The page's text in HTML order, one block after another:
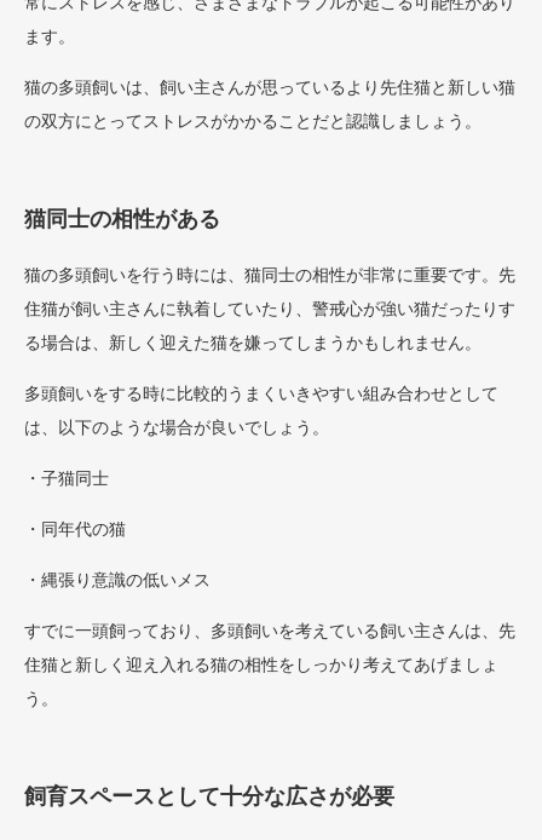
ます。
猫の多頭飼いは、飼い主さんが思っているより先住猫と新しい猫
の双方にとってストレスがかかることだと認識しましょう。
猫同士の相性がある
猫の多頭飼いを行う時には、猫同士の相性が非常に重要です。先
住猫が飼い主さんに執着していたり、警戒心が強い猫だったりす
る場合は、新しく迎えた猫を嫌ってしまうかもしれません。
多頭飼いをする時に比較的うまくいきやすい組み合わせとして
は、以下のような場合が良いでしょう。
・子猫同士
・同年代の猫
・縄張り意識の低いメス
すでに一頭飼っており、多頭飼いを考えている飼い主さんは、先
住猫と新しく迎え入れる猫の相性をしっかり考えてあげましょ
う。
飼育スペースとして十分な広さが必要